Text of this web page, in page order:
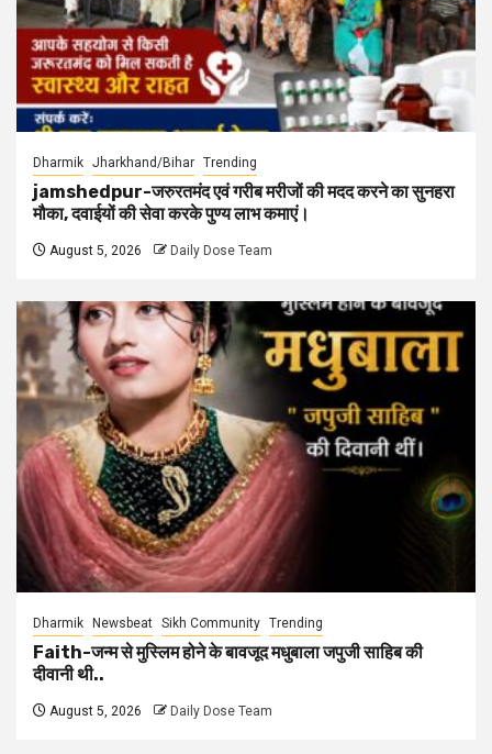
Dharmik Jharkhand/Bihar Trending
jamshedpur-जरुरतमंद एवं गरीब मरीजों की मदद करने का सुनहरा
मौका, दवाईयों की सेवा करके पुण्य लाभ कमाएं।
August 5, 2026 Daily Dose Team
Dharmik Newsbeat Sikh Community Trending
Faith-जन्म से मुस्लिम होने के बावजूद मधुबाला जपुजी साहिब की
दीवानी थी..
August 5, 2026 Daily Dose Team